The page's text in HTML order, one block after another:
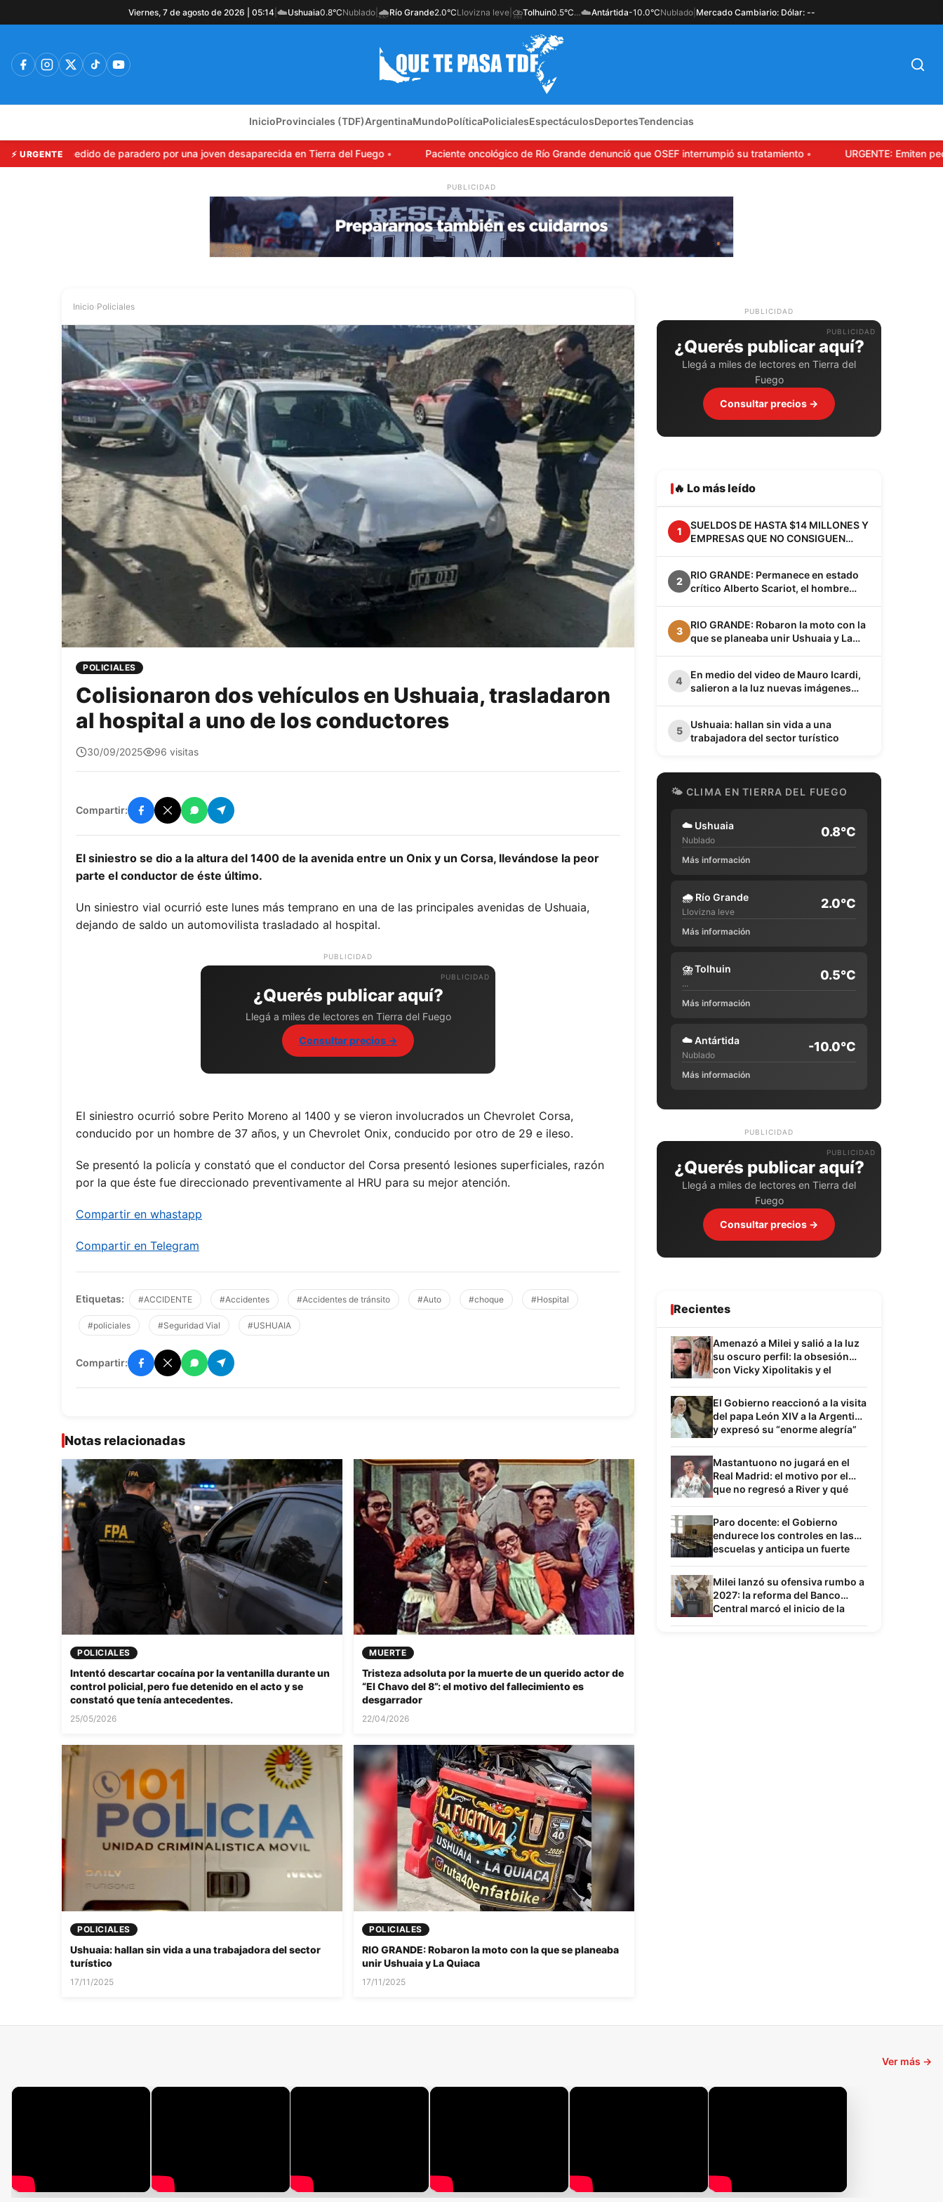
Viernes, 7 de agosto de 2026 | 05:14| ☁️Ushuaia0.8°CNublado| 🌧️Río Grande2.0°CLlovizna leve| ⛈️Tolhuin0.5°C…☁️Antártida-10.0°CNublado| Mercado Cambiario: Dólar: --
InicioProvinciales (TDF)ArgentinaMundoPolíticaPolicialesEspectáculosDeportesTendencias
⚡ URGENTE
Emiten pedido de paradero por una joven desaparecida en Tierra del Fuego Paciente oncológico de Río Grande denunció que OSEF interrumpió su tratamiento URGENTE: Emiten
Inicio Policiales
POLICIALES
Colisionaron dos vehículos en Ushuaia, trasladaron
al hospital a uno de los conductores
Edit0r
30/09/2025 96 visitas
Compartir:
El siniestro se dio a la altura del 1400 de la avenida entre un Onix y un Corsa, llevándose la peor
parte el conductor de éste último.
Un siniestro vial ocurrió este lunes más temprano en una de las principales avenidas de Ushuaia,
dejando de saldo un automovilista trasladado al hospital.
PUBLICIDAD
¿Querés publicar aquí?
Llegá a miles de lectores en Tierra del Fuego
Consultar precios →
El siniestro ocurrió sobre Perito Moreno al 1400 y se vieron involucrados un Chevrolet Corsa,
conducido por un hombre de 37 años, y un Chevrolet Onix, conducido por otro de 29 e ileso.
Se presentó la policía y constató que el conductor del Corsa presentó lesiones superficiales, razón
por la que éste fue direccionado preventivamente al HRU para su mejor atención.
Compartir en whastapp
Compartir en Telegram
Etiquetas: #ACCIDENTE #Accidentes #Accidentes de tránsito #Auto #choque #Hospital
#policiales #Seguridad Vial #USHUAIA
Compartir:
Notas relacionadas
POLICIALES
Intentó descartar cocaína por la ventanilla durante un
control policial, pero fue detenido en el acto y se
constató que tenía antecedentes.
25/05/2026
MUERTE
Tristeza adsoluta por la muerte de un querido actor de
“El Chavo del 8”: el motivo del fallecimiento es
desgarrador
22/04/2026
POLICIALES
Ushuaia: hallan sin vida a una trabajadora del sector
turístico
17/11/2025
POLICIALES
RIO GRANDE: Robaron la moto con la que se planeaba
unir Ushuaia y La Quiaca
17/11/2025
PUBLICIDAD
¿Querés publicar aquí?
Llegá a miles de lectores en Tierra del
Fuego
Consultar precios →
🔥 Lo más leído
1
SUELDOS DE HASTA $14 MILLONES Y
EMPRESAS QUE NO CONSIGUEN
PATAGONIA
2
RIO GRANDE: Permanece en estado
crítico Alberto Scariot, el hombre
3
RIO GRANDE: Robaron la moto con la
que se planeaba unir Ushuaia y La
4
En medio del video de Mauro Icardi,
salieron a la luz nuevas imágenes
5
Ushuaia: hallan sin vida a una
trabajadora del sector turístico
🌤 CLIMA EN TIERRA DEL FUEGO
☁️ Ushuaia
Nublado
0.8°C
Más información
🌧️ Río Grande
Llovizna leve
2.0°C
Más información
⛈️Tolhuin
...
0.5°C
Más información
☁️Antártida
Nublado
-10.0°C
Más información
PUBLICIDAD
¿Querés publicar aquí?
Llegá a miles de lectores en Tierra del
Fuego
Consultar precios →
Recientes
Amenazó a Milei y salió a la luz
su oscuro perfil: la obsesión
con Vicky Xipolitakis y el
Sabag Montiel
El Gobierno reaccionó a la visita
del papa León XIV a la Argentina
y expresó su “enorme alegría”
Mastantuono no jugará en el
Real Madrid: el motivo por el
que no regresó a River y qué
próximo destino
Paro docente: el Gobierno
endurece los controles en las
escuelas y anticipa un fuerte
Milei lanzó su ofensiva rumbo a
2027: la reforma del Banco
Central marcó el inicio de la
Ver más →